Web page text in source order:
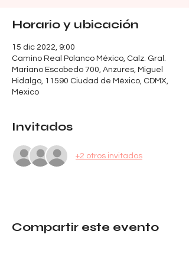
Horario y ubicación
15 dic 2022, 9:00
Camino Real Polanco México, Calz. Gral.
Mariano Escobedo 700, Anzures, Miguel
Hidalgo, 11590 Ciudad de México, CDMX,
Mexico
Invitados
+2 otros invitados
Compartir este evento